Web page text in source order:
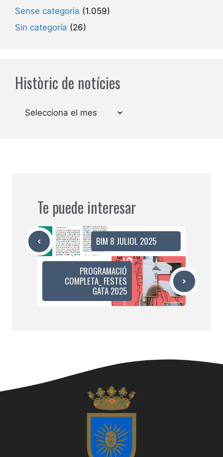
Sense categoria (1.059)
Sin categoría (26)
Històric de notícies
Arxius
Te puede interesar
BIM 8 JULIOL 2025
PROGRAMACIÓ
COMPLETA_ FESTES
GATA 2025